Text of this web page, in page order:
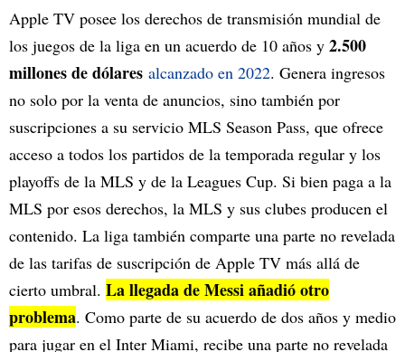
Apple TV posee los derechos de transmisión mundial de
los juegos de la liga en un acuerdo de 10 años y 2.500
millones de dólares alcanzado en 2022. Genera ingresos
no solo por la venta de anuncios, sino también por
suscripciones a su servicio MLS Season Pass, que ofrece
acceso a todos los partidos de la temporada regular y los
playoffs de la MLS y de la Leagues Cup. Si bien paga a la
MLS por esos derechos, la MLS y sus clubes producen el
contenido. La liga también comparte una parte no revelada
de las tarifas de suscripción de Apple TV más allá de
cierto umbral. La llegada de Messi añadió otro
problema. Como parte de su acuerdo de dos años y medio
para jugar en el Inter Miami, recibe una parte no revelada